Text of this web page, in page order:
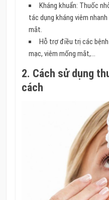
Kháng khuẩn: Thuốc
tác dụng kháng viêm
mắt.
Hỗ trợ điều trị các
mạc, viêm mống mắt,…
2. Cách sử dụng
cách